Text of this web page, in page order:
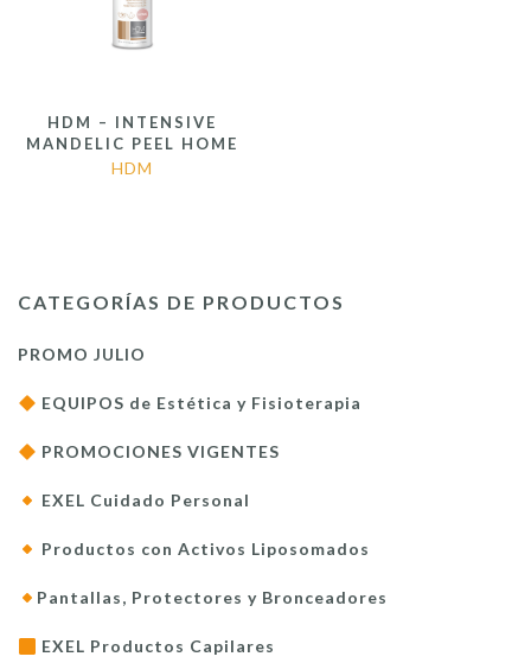
HDM – INTENSIVE
MANDELIC PEEL HOME
HDM
CATEGORÍAS DE PRODUCTOS
PROMO JULIO
EQUIPOS de Estética y Fisioterapia
PROMOCIONES VIGENTES
EXEL Cuidado Personal
Productos con Activos Liposomados
Pantallas, Protectores y Bronceadores
EXEL Productos Capilares